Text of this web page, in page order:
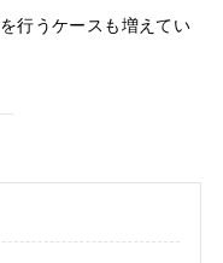
を行うケースも増えてい